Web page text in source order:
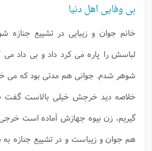
بی وفایی اهل دنیا
خانم جوان و زیبایی در تشییع
لباسش را پاره می کرد داد و بی داد
شوهر شدم. جوانی هم مدتی بود که می
خلاصه دید خرجش خیلی بالاست
گیریم، زن بیوه جهازش آماده است خرجی
هم جوان و زیباست و در تشییع جنازه